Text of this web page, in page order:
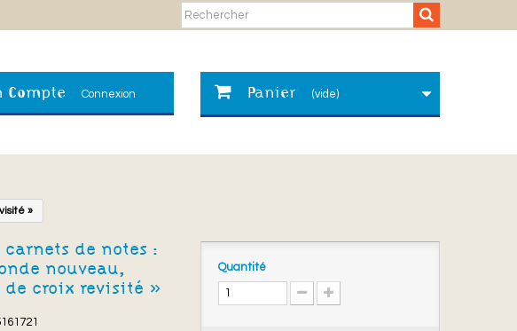
Compte Connexion Panier (vide)
»
carnets de notes :
nouveau,
de croix revisité »
Quantité